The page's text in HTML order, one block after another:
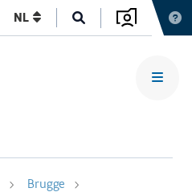
NL
Brugge